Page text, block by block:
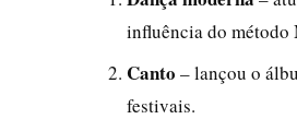
influência do método
Canto – lançou o
festivais.